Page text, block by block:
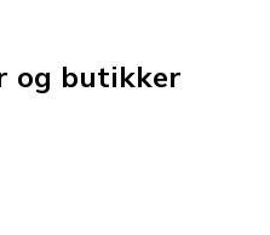
og butikker